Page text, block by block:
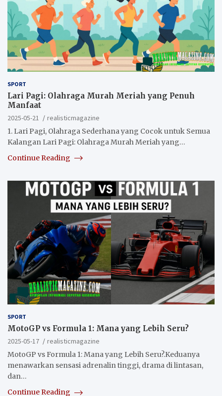
SPORT
Lari Pagi: Olahraga Murah Meriah yang Penuh
Manfaat
2025-05-21
realisticmagazine
1. Lari Pagi, Olahraga Sederhana yang Cocok untuk Semua
Kalangan Lari Pagi: Olahraga Murah Meriah yang…
Continue Reading
SPORT
MotoGP vs Formula 1: Mana yang Lebih Seru?
2025-05-17
realisticmagazine
MotoGP vs Formula 1: Mana yang Lebih Seru?.Keduanya
menawarkan sensasi adrenalin tinggi, drama di lintasan,
dan…
Continue Reading